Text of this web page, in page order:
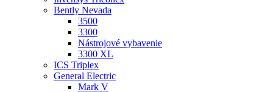
Bently Nevada
3500
3300
Nástrojové vybavenie
3300 XL
ICS Triplex
General Electric
Mark V